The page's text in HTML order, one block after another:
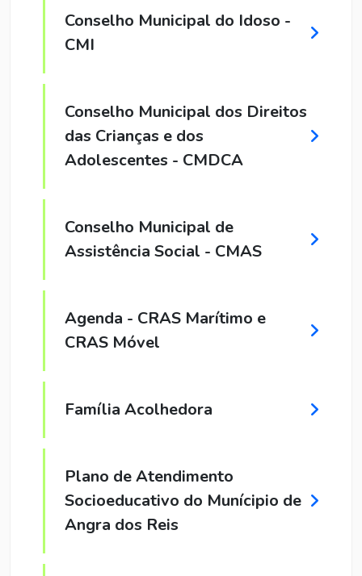
Conselho Municipal do Idoso -
CMI
Conselho Municipal dos Direitos
das Crianças e dos
Adolescentes - CMDCA
Conselho Municipal de
Assistência Social - CMAS
Agenda - CRAS Marítimo e
CRAS Móvel
Família Acolhedora
Plano de Atendimento
Socioeducativo do Munícipio de
Angra dos Reis